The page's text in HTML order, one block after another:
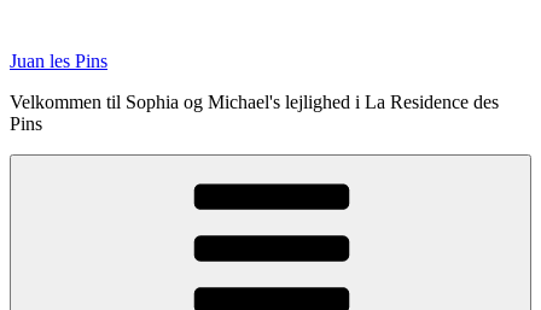
indhold
Juan les Pins
Velkommen til Sophia og Michael's lejlighed i La Residence des
Pins